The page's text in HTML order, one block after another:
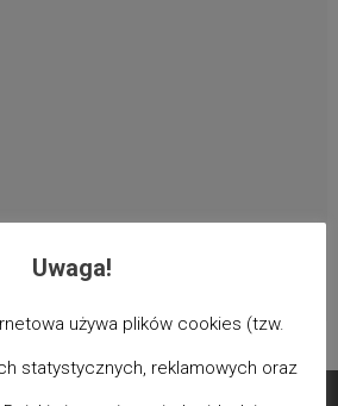
Uwaga!
używa plików cookies (tzw.
statystycznych, reklamowych oraz